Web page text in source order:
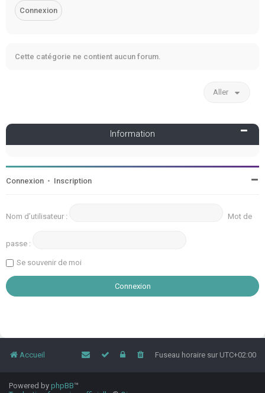
Cette catégorie ne contient aucun forum.
Aller
Information
Connexion • Inscription
Nom d’utilisateur : Mot de
passe :
Se souvenir de moi
Accueil Fuseau horaire sur UTC+02:00
Powered by phpBB™